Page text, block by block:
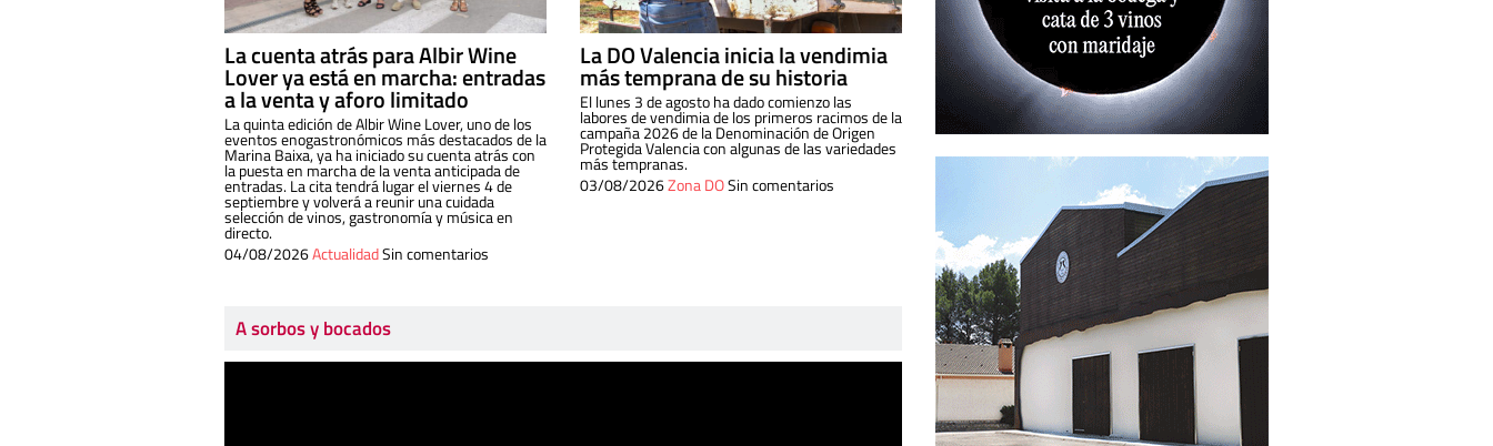
La cuenta atrás para Albir Wine
Lover ya está en marcha: entradas
a la venta y aforo limitado
La quinta edición de Albir Wine Lover, uno de los
eventos enogastronómicos más destacados de la
Marina Baixa, ya ha iniciado su cuenta atrás con
la puesta en marcha de la venta anticipada de
entradas. La cita tendrá lugar el viernes 4 de
septiembre y volverá a reunir una cuidada
selección de vinos, gastronomía y música en
directo.
04/08/2026ActualidadSin comentarios
La DO Valencia inicia la vendimia
más temprana de su historia
El lunes 3 de agosto ha dado comienzo las
labores de vendimia de los primeros racimos de la
campaña 2026 de la Denominación de Origen
Protegida Valencia con algunas de las variedades
más tempranas.
03/08/2026Zona DOSin comentarios
A sorbos y bocados